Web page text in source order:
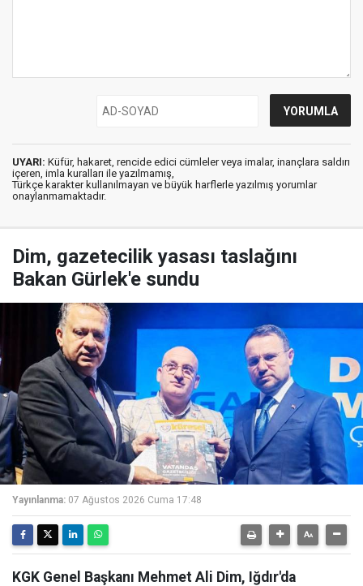
UYARI: Küfür, hakaret, rencide edici cümleler veya imalar, inançlara saldırı
içeren, imla kuralları ile yazılmamış,
Türkçe karakter kullanılmayan ve büyük harflerle yazılmış yorumlar
onaylanmamaktadır.
Dim, gazetecilik yasası taslağını
Bakan Gürlek'e sundu
Yayınlanma: 07 Ağustos 2026 Cuma 17:48
KGK Genel Başkanı Mehmet Ali Dim, Iğdır'da